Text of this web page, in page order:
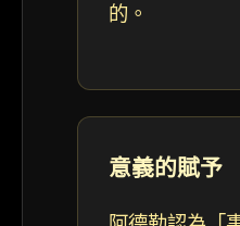
的。
意義的賦予